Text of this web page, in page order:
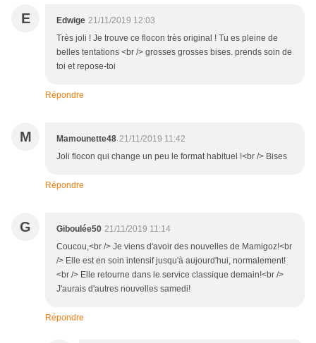
E Edwige 21/11/2019 12:03
Très joli ! Je trouve ce flocon très original ! Tu es pleine de
belles tentations <br /> grosses grosses bises. prends soin de
toi et repose-toi
Répondre
M Mamounette48 21/11/2019 11:42
Joli flocon qui change un peu le format habituel !<br /> Bises
Répondre
G Giboulée50 21/11/2019 11:14
Coucou,<br /> Je viens d'avoir des nouvelles de Mamigoz!<br
/> Elle est en soin intensif jusqu'à aujourd'hui, normalement!
<br /> Elle retourne dans le service classique demain!<br />
J'aurais d'autres nouvelles samedi!
Répondre